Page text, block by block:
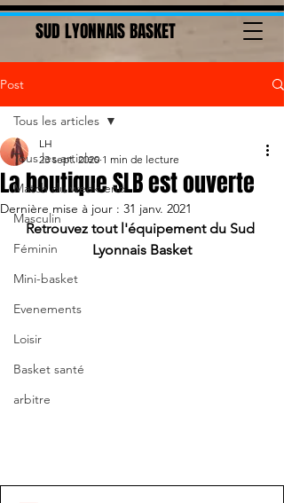
SUD LYONNAIS BASKET
Post
Tous les articles
Match du week-end
Masculin
Féminin
Mini-basket
Evenements
Loisir
Basket santé
arbitre
Tous les articles
La boutique SLB est ouverte
LH
23 sept. 2020 1 min de lecture
Dernière mise à jour : 31 janv. 2021
Retrouvez tout l'équipement du Sud
Lyonnais Basket